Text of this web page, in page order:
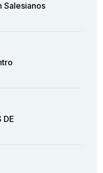
Salesianos
DE